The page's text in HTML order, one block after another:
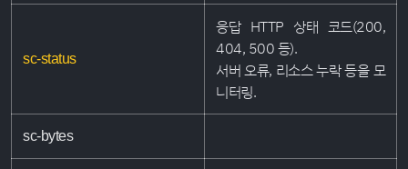
sc-status
응답 HTTP 상태 코드(200,
404, 500 등).
서버 오류, 리소스 누락 등을 모
니터링.
sc-bytes